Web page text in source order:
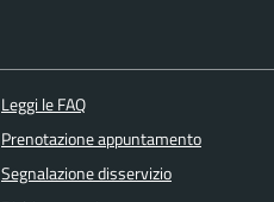
Leggi le FAQ
Prenotazione appuntamento
Segnalazione disservizio